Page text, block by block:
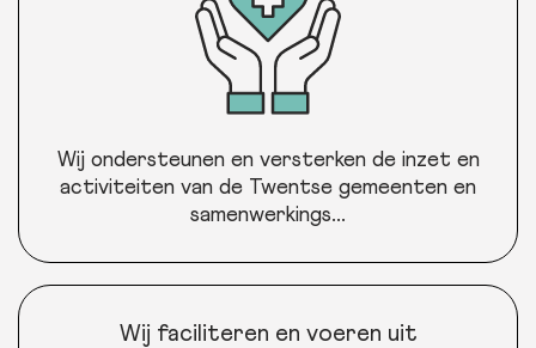
Wij ondersteunen en versterken de inzet en
activiteiten van de Twentse gemeenten en
samenwerkings...
Wij faciliteren en voeren uit